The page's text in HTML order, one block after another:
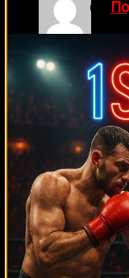
Medik on
Махачев
Случайные боксеры
Томас Дюлорме Майкл
Джеймс Гэйнс
Ричард
Тевдорашвили Шон
Слэйд
Евгений
Омар Гонсалес Марк
Гейнер Марио Коули
Биллупс Майкл Спротт
Джейми Макдоннелл
Форрест Тайлер Хьюз
Джон Руис
👉